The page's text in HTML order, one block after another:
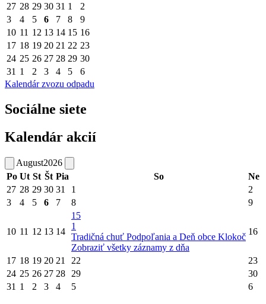
27 28 29 30 31 1
2
3
4 5 6 7 8
9
10 11 12 13 14 15 16
17 18 19 20 21 22 23
24 25 26 27 28 29 30
31 1 2 3 4 5
6
Kalendár zvozu odpadu
Sociálne siete
Kalendár akcií
August2026
Po Ut St Št Pia So
Ne
27 28 29 30 31 1
2
3
4 5 6 7 8 9
10 11 12 13 14
15
1
Tradičná chuť Podpoľania a Deň obce Klokoč
Zobraziť všetky záznamy z dňa
16
17 18 19 20 21 22
23
24 25 26 27 28 29
30
31 1 2 3 4 5 6